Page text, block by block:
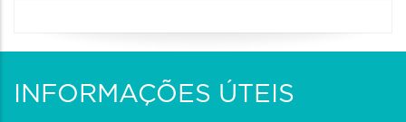
INFORMAÇÕES ÚTEIS